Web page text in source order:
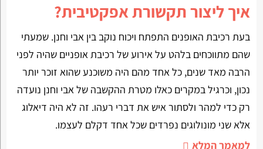
איך ליצור תקשורת אפקטיבית?
בעת רכיבת האופנים התפתח ויכוח נוקב בין אבי וחנן. שמעתי
שהם מתווכחים בלהט על אירוע של רכיבת אופניים שהיה לפני
הרבה מאד שנים, כל אחד מהם היה משוכנע שהוא זוכר יותר
נכון, וכרגיל במקרים כאלו מטרת ההקשבה של אבי וחנן נועדה
רק כדי למהר ולסתור איש את דברי רעהו. זה לא היה דיאלוג
אלא שני מונולוגים נפרדים שכל אחד דקלם לעצמו.
למאמר המלא